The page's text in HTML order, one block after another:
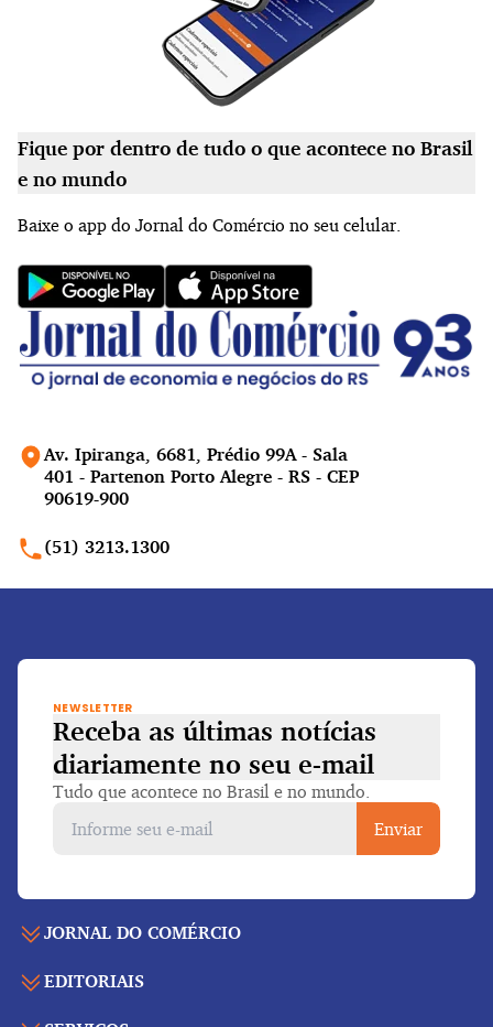
Av. Ipiranga, 6681, Prédio 99A - Sala
401 - Partenon Porto Alegre - RS - CEP
90619-900
(51) 3213.1300
Fique por dentro de tudo o que acontece no Brasil
e no mundo
Baixe o app do Jornal do Comércio no seu celular.
JORNAL DO COMÉRCIO
Capa
EDITORIAIS
NEWSLETTER
Receba as últimas notícias
diariamente no seu e-mail
Tudo que acontece no Brasil e no mundo.
Enviar